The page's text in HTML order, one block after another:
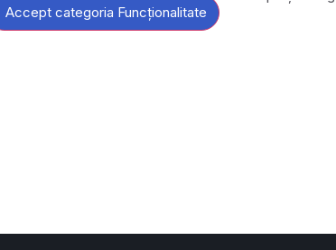
Accept categoria Funcționalitate